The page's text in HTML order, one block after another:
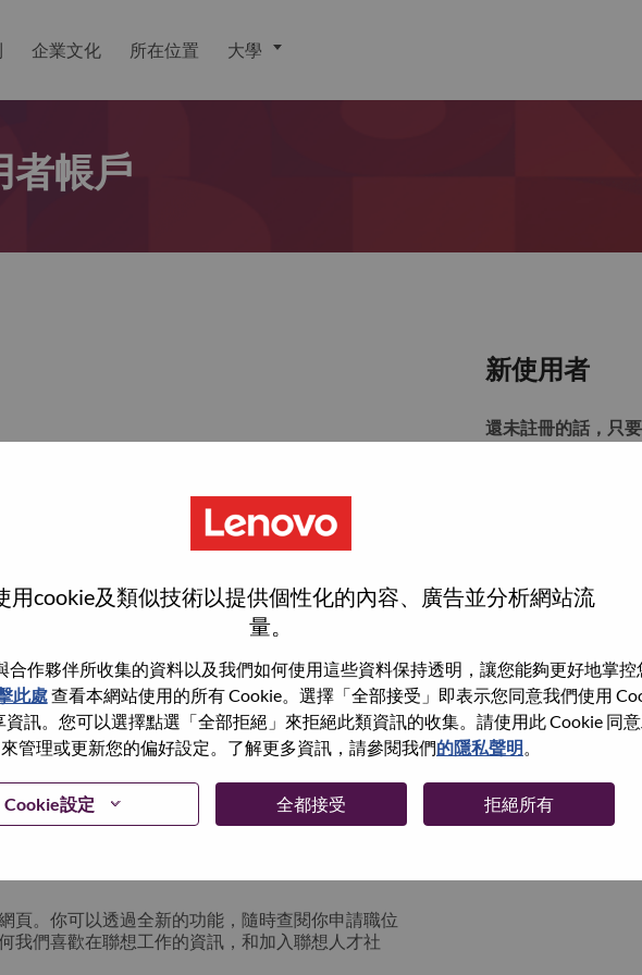
用cookie及類似技術以提供個性化的內容、廣告並分析網站流
量。
合作夥伴所收集的資料以及我們如何使用這些資料保持透明，讓您能夠更好地掌控
此處查看本網站使用的所有 Cookie。選擇「全部接受」即表示您同意我們使用
資訊。您可以選擇點選「全部拒絕」來拒絕此類資訊的收集。請使用此 Cookie 同
來管理或更新您的偏好設定。了解更多資訊，請參閱我們的隱私聲明。
Cookie設定 全都接受 拒絕所有
企業文化 所在位置 大學
者帳戶
你可以選擇”忘記密碼”重新設定你的登入資料
絡我們的人力資源部門hrsupport@lenovo.com請
及在郵件中例明你遇到的問題和附上截圖。我們
頁。你可以透過全新的功能，隨時查閱你申請職位
我們喜歡在聯想工作的資訊，和加入聯想人才社
新使用者
還未註冊的話，只